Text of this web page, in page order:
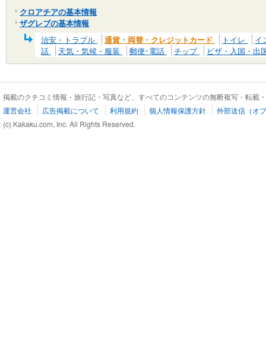
クロアチアの基本情報
ザグレブの基本情報
治安・トラブル
通貨・両替・クレジットカード トイレ
イ
話
天気・気候・服装 郵便･電話 チップ ビザ・入国・出
掲載のクチコミ情報・旅行記・写真など、すべてのコンテンツの無断複写・転載
運営会社
広告掲載について 利用規約 個人情報保護方針
外部送信（オ
(c) Kakaku.com, Inc. All Rights Reserved.